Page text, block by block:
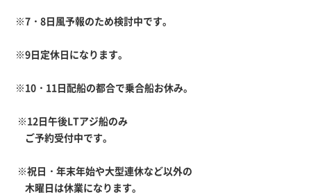
※7・8日風予報のため検討中です。
※9日定休日になります。
※10・11日配船の都合で乗合船お休み。
※12日午後LTアジ船のみ
ご予約受付中です。
※祝日・年末年始や大型連休など以外の
木曜日は休業になります。